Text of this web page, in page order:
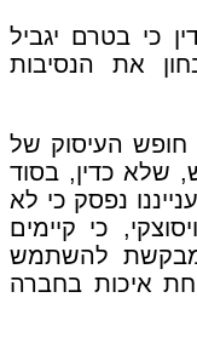
כי בטרם יגביל
את הנסיבות
העיסוק של
שלא כדין, בסוד
נפסק כי לא
כי קיימים
להשתמש
איכות בחברה